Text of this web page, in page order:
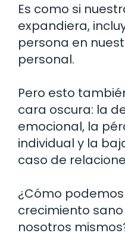
Es como si
expandiera,
persona en
personal.
Pero esto
cara oscura: la
emocional, la
individual y la
caso de
¿Cómo
crecimiento
nosotros